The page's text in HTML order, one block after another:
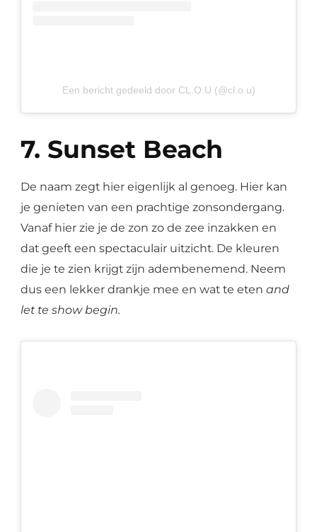
Een bericht gedeeld door CL.O.U (@cl.o.u)
7. Sunset Beach
De naam zegt hier eigenlijk al genoeg. Hier kan
je genieten van een prachtige zonsondergang.
Vanaf hier zie je de zon zo de zee inzakken en
dat geeft een spectaculair uitzicht. De kleuren
die je te zien krijgt zijn adembenemend. Neem
dus een lekker drankje mee en wat te eten and
let te show begin.